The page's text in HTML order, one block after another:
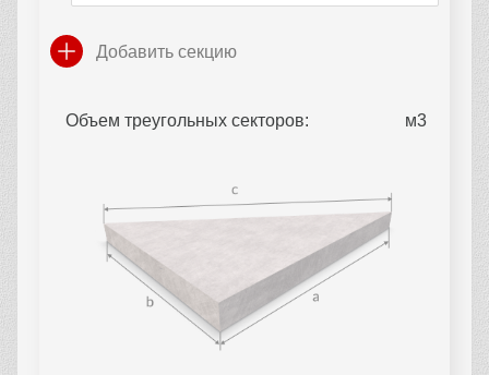
Добавить секцию
Объем треугольных секторов: